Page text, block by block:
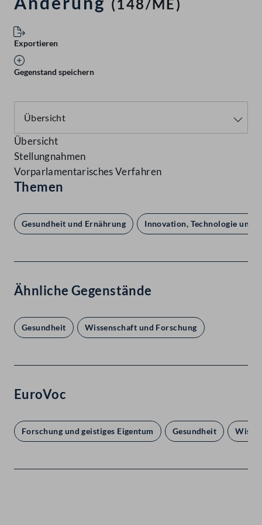
(148/ME)
Exportieren
Gegenstand speichern
Übersicht
Stellungnahmen
Vorparlamentarisches Verfahren
Themen
Gesundheit und Ernährung Innovation, Technologie und
Ähnliche Gegenstände
Gesundheit Wissenschaft und Forschung
EuroVoc
Forschung und geistiges Eigentum Gesundheit